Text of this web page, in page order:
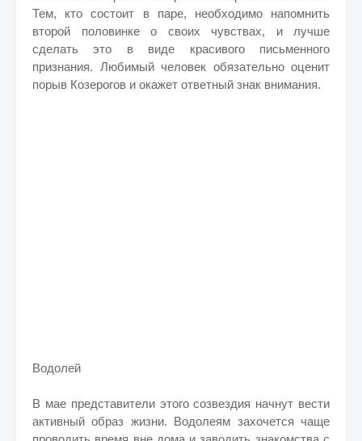
Тем, кто состоит в паре, необходимо напомнить
второй половинке о своих чувствах, и лучше
сделать это в виде красивого письменного
признания. Любимый человек обязательно оценит
порыв Козерогов и окажет ответный знак внимания.
Водолей
В мае представители этого созвездия начнут вести
активный образ жизни. Водолеям захочется чаще